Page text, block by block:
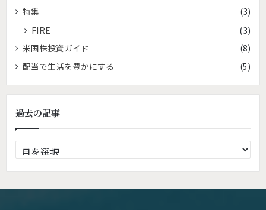
特集
(3)
FIRE (3)
米国株投資ガイド
(8)
配当で生活を豊かにする
(5)
過去の記事
去
の